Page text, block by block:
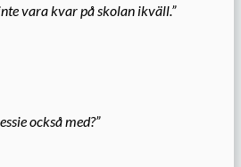
vara kvar på skolan ikväll.”
också med?”